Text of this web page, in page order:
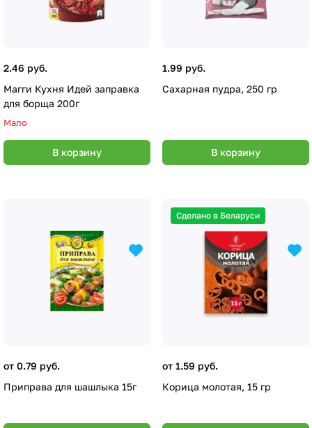
2.46 руб.
Магги Кухня Идей заправка
для борща 200г
Мало
В корзину
1.99 руб.
Сахарная пудра, 250 гр
В корзину
от 0.79 руб.
Приправа для шашлыка 15г
Сделано в Беларуси
от 1.59 руб.
Корица молотая, 15 гр